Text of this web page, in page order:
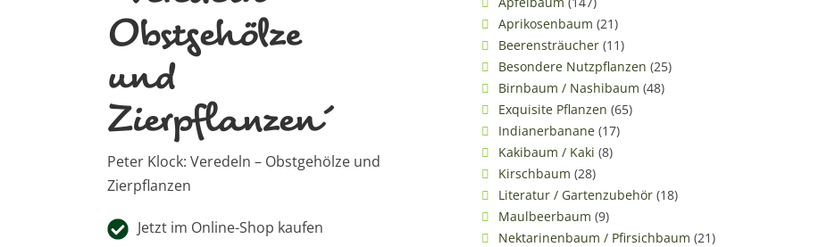
Obstgehölze
und
Zierpflanzen´
Peter Klock: Veredeln – Obstgehölze und
Zierpflanzen
Jetzt im Online-Shop kaufen
Aprikosenbaum (21)
Beerensträucher (11)
Besondere Nutzpflanzen (25)
Birnbaum / Nashibaum (48)
Exquisite Pflanzen (65)
Indianerbanane (17)
Kakibaum / Kaki (8)
Kirschbaum (28)
Literatur / Gartenzubehör (18)
Maulbeerbaum (9)
Nektarinenbaum / Pfirsichbaum (21)